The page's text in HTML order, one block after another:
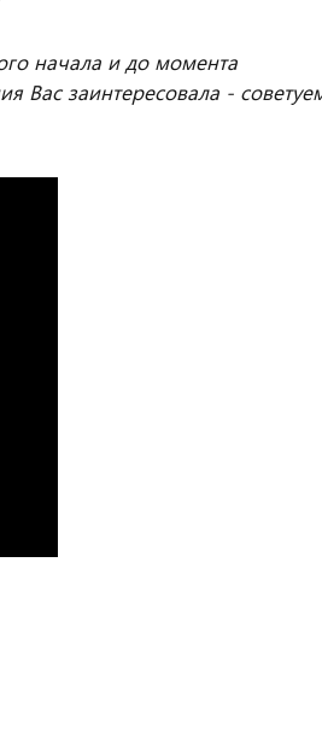
начала и до момента
Вас заинтересовала -